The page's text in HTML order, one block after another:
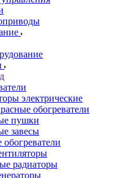
электрические
обогреватели
пушки
завесы
обогреватели
радиаторы